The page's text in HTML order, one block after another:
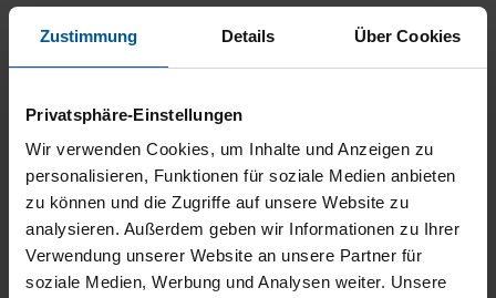
Zustimmung Details Über Cookies
Privatsphäre-Einstellungen
Wir verwenden Cookies, um Inhalte und Anzeigen zu
personalisieren, Funktionen für soziale Medien anbieten
zu können und die Zugriffe auf unsere Website zu
analysieren. Außerdem geben wir Informationen zu Ihrer
Verwendung unserer Website an unsere Partner für
soziale Medien, Werbung und Analysen weiter. Unsere
Über die VLH
Beratersuche
Karriere
Presse
Kontakt
Informationen für Mitglieder